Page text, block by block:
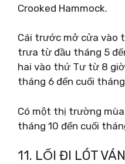
Crooked Hammock.
Cái trước mở cửa vào
trưa từ đầu tháng 5
hai vào thứ Tư từ 8
tháng 6 đến cuối
Có một thị trường
tháng 10 đến cuối
11. LỐI ĐI LÓT